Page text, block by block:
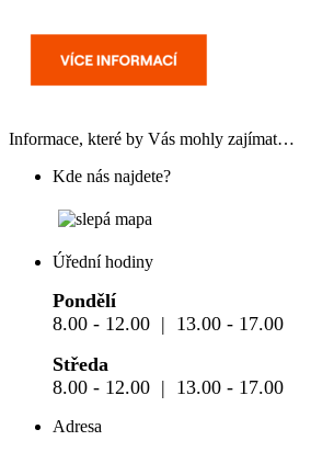
Informace, které by Vás mohly zajímat…
Kde nás najdete?
Úřední hodiny
Pondělí
8.00 - 12.00 | 13.00 - 17.00
Středa
8.00 - 12.00 | 13.00 - 17.00
Adresa